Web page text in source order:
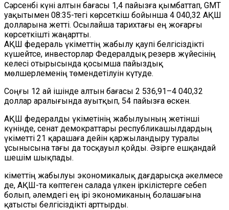
Сәрсенбі күні алтын бағасы 1,4 пайызға қымбаттап, GMT
уақытымен 08:35-тегі көрсеткіш бойынша 4 040,32 АҚШ
долларына жетті. Осылайша тарихтағы ең жоғарғы
көрсеткішті жаңартты.
АҚШ федераль үкіметтің жабылу қаупі белгісіздікті
күшейтсе, инвесторлар Федералдық резерв жүйесінің
келесі отырысында қосымша пайыздық
мөлшерлеменің төмендетілуін күтуде.
Соңғы 12 ай ішінде алтын бағасы 2 536,91–4 040,32
доллар аралығында ауытқып, 54 пайызға өскен.
АҚШ федералды үкіметінің жабылуының жетінші
күнінде, сенат демократтары республикашылдардың
үкіметті 21 қарашаға дейін қаржыландыру туралы
ұсынысына тағы да тосқауыл қойды. Әзірге ешқандай
шешім шықпады.
Үкіметтің жабылуы экономикалық дағдарысқа әкелмесе
де, АҚШ-та көптеген салада үлкен іркілістерге себеп
болып, әлемдегі ең ірі экономиканың болашағына
қатысты белгісіздікті арттырды.